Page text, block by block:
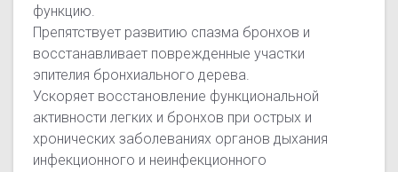
функцию.
Препятствует развитию спазма бронхов и
восстанавливает поврежденные участки
эпителия бронхиального дерева.
Ускоряет восстановление функциональной
активности легких и бронхов при острых и
хронических заболеваниях органов дыхания
инфекционного и неинфекционного